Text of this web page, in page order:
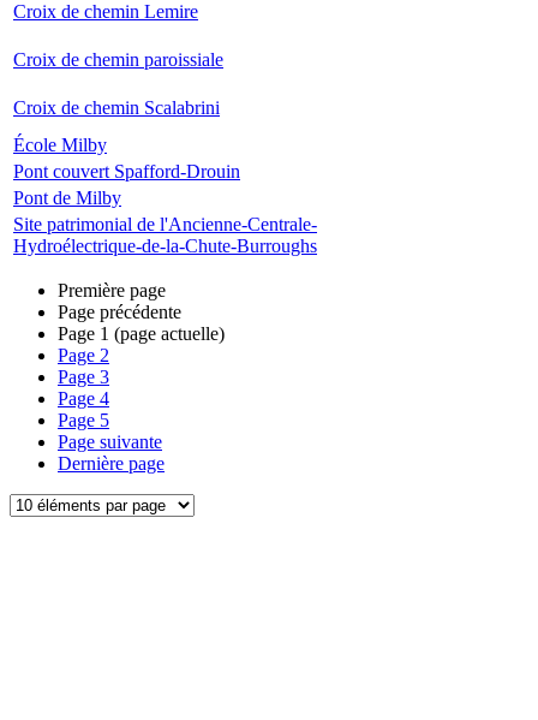
Croix de chemin Lemire
Croix de chemin paroissiale
Croix de chemin Scalabrini
École Milby
Pont couvert Spafford-Drouin
Pont de Milby
Site patrimonial de l'Ancienne-Centrale-
Hydroélectrique-de-la-Chute-Burroughs
Première page
Page précédente
Page 1 (page actuelle)
Page 2
Page 3
Page 4
Page 5
Page suivante
Dernière page